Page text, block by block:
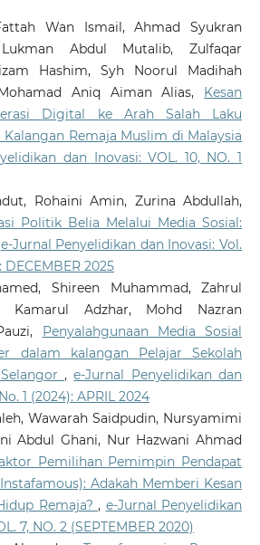
Wan Ismail, Ahmad Syukran
Abdul Mutalib, Zulfaqar
Hashim, Syh Noorul Madihah
Aniq Aiman Alias, Kesan
Digital ke Arah Salah Laku
Kalangan Remaja Muslim di Malaysia
dan Inovasi: VOL. 10, NO. 1
Rohaini Amin, Zurina Abdullah,
Politik Belia Melalui Media Sosial:
e-Jurnal Penyelidikan dan Inovasi: Vol.
DECEMBER 2025
Shireen Muhammad, Zahrul
Kamarul Adzhar, Mohd Nazran
Penyalahgunaan Media Sosial
dalam kalangan Pelajar Sekolah
,e-Jurnal Penyelidikan dan
1 (2024): APRIL 2024
Wawarah Saidpudin, Nursyamimi
Abdul Ghani, Nur Hazwani Ahmad
Pemilihan Pemimpin Pendapat
Adakah Memberi Kesan
Remaja?, e-Jurnal Penyelidikan
7, NO. 2 (SEPTEMBER 2020)